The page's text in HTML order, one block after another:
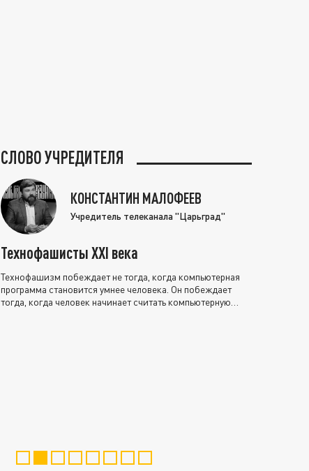
СЛОВО УЧРЕДИТЕЛЯ
КОНСТАНТИН МАЛОФЕЕВ
Учредитель телеканала "Царьград"
Технофашисты XXI века
Технофашизм побеждает не тогда, когда компьютерная
программа становится умнее человека. Он побеждает
тогда, когда человек начинает считать компьютерную